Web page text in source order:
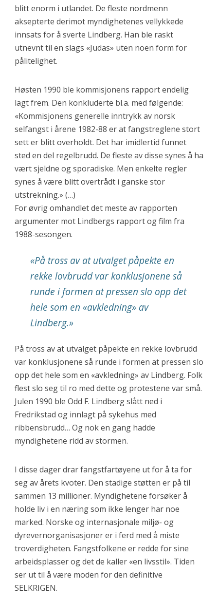
blitt enorm i utlandet. De fleste nordmenn
aksepterte derimot myndighetenes vellykkede
innsats for å sverte Lindberg. Han ble raskt
utnevnt til en slags «Judas» uten noen form for
pålitelighet.
Høsten 1990 ble kommisjonens rapport endelig
lagt frem. Den konkluderte bl.a. med følgende:
«Kommisjonens generelle inntrykk av norsk
selfangst i årene 1982-88 er at fangstreglene stort
sett er blitt overholdt. Det har imidlertid funnet
sted en del regelbrudd. De fleste av disse synes å ha
vært sjeldne og sporadiske. Men enkelte regler
synes å være blitt overtrådt i ganske stor
utstrekning.» (…)
For øvrig omhandlet det meste av rapporten
argumenter mot Lindbergs rapport og film fra
1988-sesongen.
«På tross av at utvalget påpekte en
rekke lovbrudd var konklusjonene så
runde i formen at pressen slo opp det
hele som en «avkledning» av
Lindberg.»
På tross av at utvalget påpekte en rekke lovbrudd
var konklusjonene så runde i formen at pressen slo
opp det hele som en «avkledning» av Lindberg. Folk
flest slo seg til ro med dette og protestene var små.
Julen 1990 ble Odd F. Lindberg slått ned i
Fredrikstad og innlagt på sykehus med
ribbensbrudd… Og nok en gang hadde
myndighetene ridd av stormen.
I disse dager drar fangstfartøyene ut for å ta for
seg av årets kvoter. Den stadige støtten er på til
sammen 13 millioner. Myndighetene forsøker å
holde liv i en næring som ikke lenger har noe
marked. Norske og internasjonale miljø- og
dyrevernorganisasjoner er i ferd med å miste
troverdigheten. Fangstfolkene er redde for sine
arbeidsplasser og det de kaller «en livsstil». Tiden
ser ut til å være moden for den definitive
SELKRIGEN.